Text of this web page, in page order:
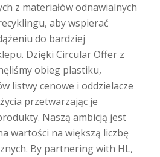
z materiałów odnawialnych
aby wspierać
do bardziej
Dzięki Circular Offer z
obieg plastiku,
listwy cenowe i oddzielacze
przetwarzając je
Naszą ambicją jest
wartości na większą liczbę
By partnering with HL,